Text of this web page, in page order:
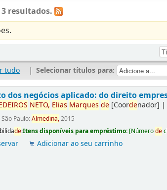
resultados.
tudo | Selecionar títulos para:
dos negócios aplicado: do direito
DEIROS NETO, Elias Marques de [Coordenador]
São Paulo:Almedina,2015
de:Itens disponíveis para empréstimo: [Númerode
Adicionar ao seu carrinho